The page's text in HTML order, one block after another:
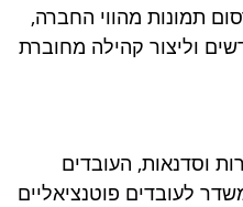
תמונות מהווי החברה,
וליצור קהילה מחוברת
וסדנאות, העובדים
לעובדים פוטנציאליים